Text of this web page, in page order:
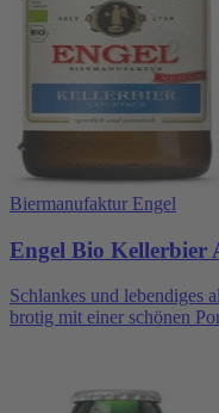
Biermanufaktur Engel
Engel Bio Kellerbier
Schlankes und lebendiges
brotig mit einer schönen